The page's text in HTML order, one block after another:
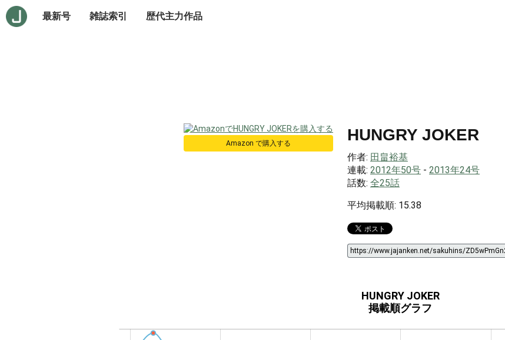
最新号 雑誌索引 歴代主力作品
Amazon で購入する HUNGRY JOKER
作者: 田畠裕基
連載: 2012年50号 - 2013年24号
話数: 全25話
平均掲載順: 15.38
HUNGRY JOKER
掲載順グラフ